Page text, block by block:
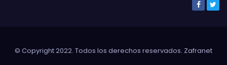
© Copyright 2022. Todos los derechos reservados. Zafranet